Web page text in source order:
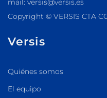
mail: versis@versis.es
Copyright © VERSIS CTA
Versis
Quiénes somos
El equipo